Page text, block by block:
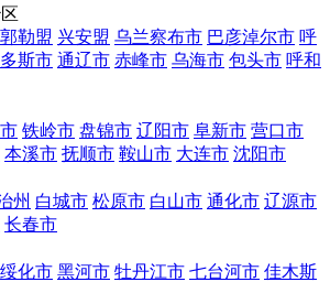
勒盟 兴安盟 乌兰察布市 巴彦淖尔市 呼
斯市 通辽市 赤峰市 乌海市 包头市 呼和
铁岭市 盘锦市 辽阳市 阜新市 营口市
本溪市 抚顺市 鞍山市 大连市 沈阳市
州 白城市 松原市 白山市 通化市 辽源市
长春市
绥化市 黑河市 牡丹江市 七台河市 佳木斯